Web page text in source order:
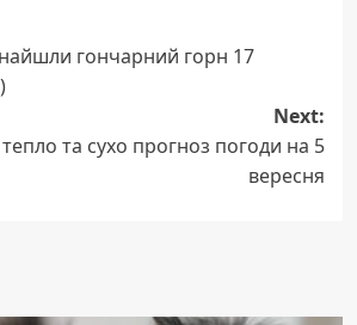
гончарний горн 17
Next:
та сухо прогноз погоди на 5
вересня